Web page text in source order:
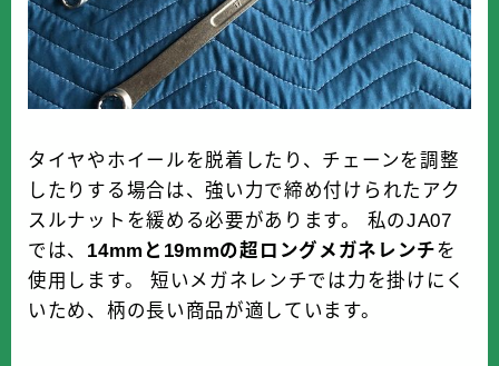
タイヤやホイールを脱着したり、チェーンを調整
したりする場合は、強い力で締め付けられたアク
スルナットを緩める必要があります。 私のJA07
では、 14mmと19mmの超ロングメガネレンチを
使用します。 短いメガネレンチでは力を掛けにく
いため、柄の長い商品が適しています。